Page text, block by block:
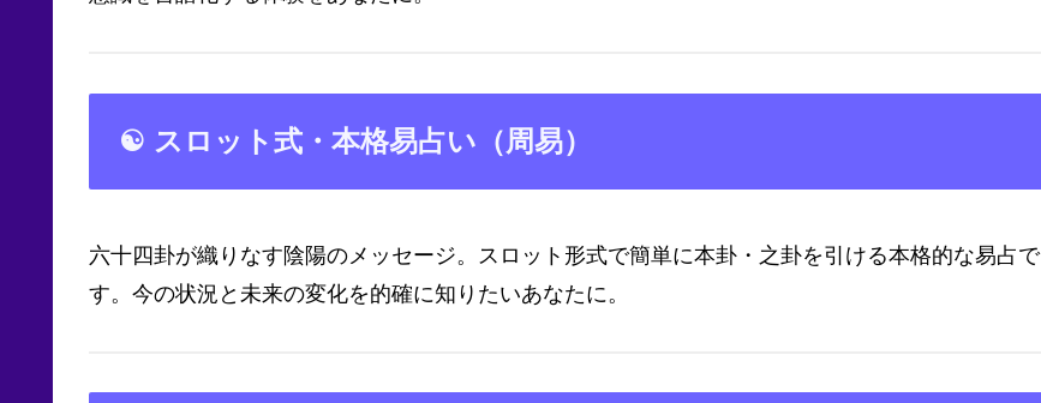
☯ スロット式・本格易占い（周易）
六十四卦が織りなす陰陽のメッセージ。スロット形式で簡単に本卦・之卦を引ける本格的な易占で
す。今の状況と未来の変化を的確に知りたいあなたに。